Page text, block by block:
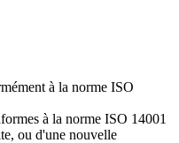
à la norme ISO
à la norme ISO 14001
ou d'une nouvelle